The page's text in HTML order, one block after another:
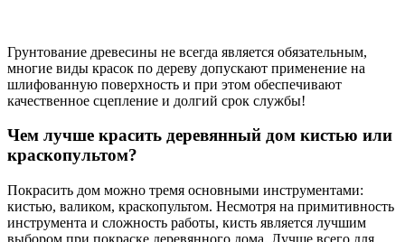
Грунтование древесины не всегда является обязательным,
многие виды красок по дереву допускают применение на
шлифованную поверхность и при этом обеспечивают
качественное сцепление и долгий срок службы!
Чем лучше красить деревянный дом кистью или
краскопультом?
Покрасить дом можно тремя основными инструментами:
кистью, валиком, краскопультом. Несмотря на примитивность
инструмента и сложность работы, кисть является лучшим
выбором при покраске деревянного дома. Лучше всего для